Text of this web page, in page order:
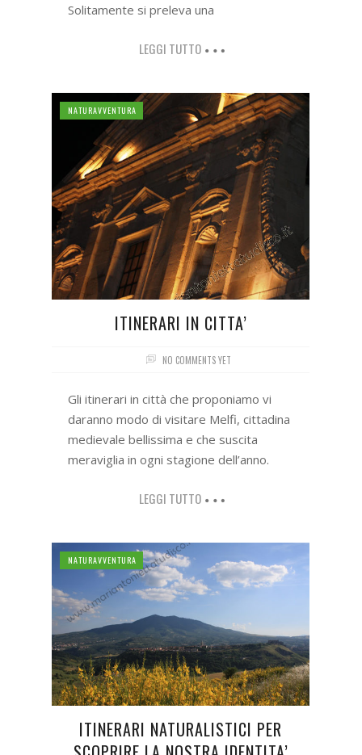
Solitamente si preleva una
LEGGI TUTTO
NATURAVVENTURA
ITINERARI IN CITTA’
NO COMMENTS YET
Gli itinerari in città che proponiamo vi
daranno modo di visitare Melfi, cittadina
medievale bellissima e che suscita
meraviglia in ogni stagione dell’anno.
LEGGI TUTTO
NATURAVVENTURA
ITINERARI NATURALISTICI PER